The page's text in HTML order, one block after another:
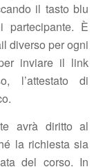
il tasto blu
È
diverso per ogni
inviare il link
l’attestato di
avrà diritto al
la richiesta sia
del corso. In